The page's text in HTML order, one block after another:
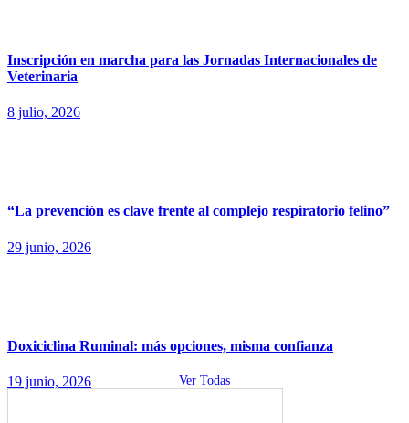
Inscripción en marcha para las Jornadas Internacionales de
Veterinaria
8 julio, 2026
“La prevención es clave frente al complejo respiratorio felino”
29 junio, 2026
Doxiciclina Ruminal: más opciones, misma confianza
19 junio, 2026 Ver Todas